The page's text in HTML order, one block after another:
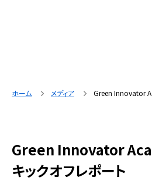
ホーム メディア Green Innovator
Green Innovator
キックオフレポート